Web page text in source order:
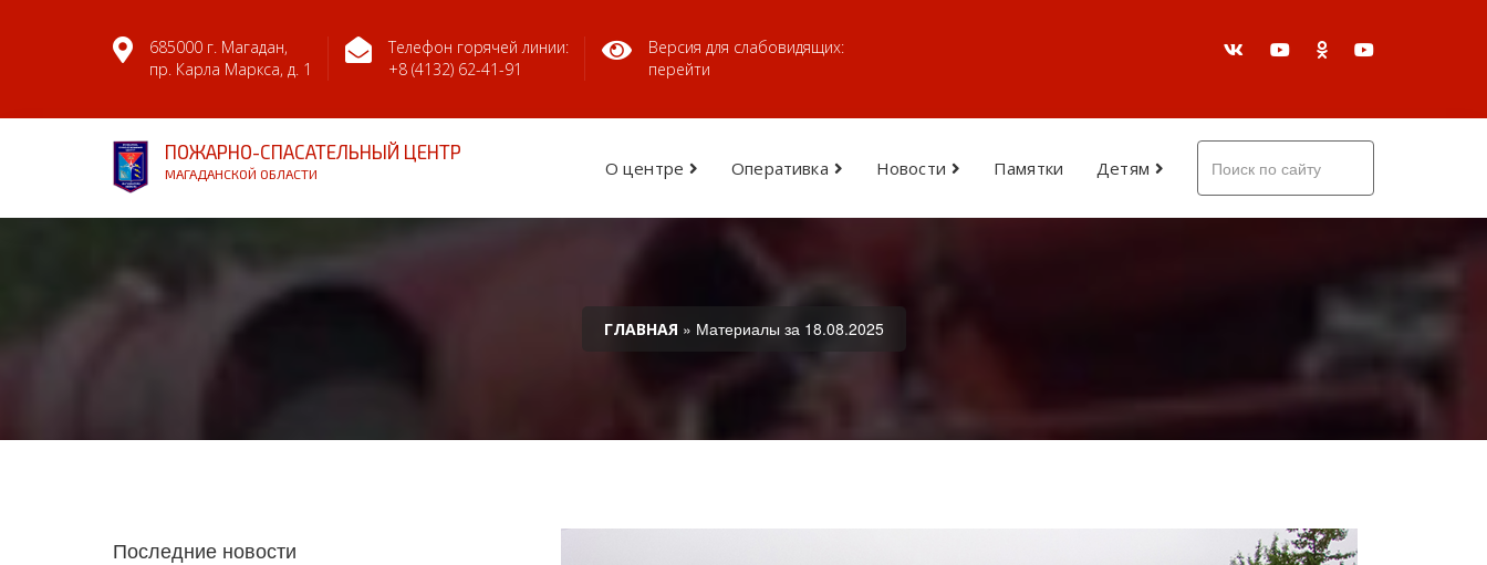
685000 г. Магадан,
пр. Карла Маркса, д. 1
Телефон горячей линии:
+8 (4132) 62-41-91
Версия для слабовидящих:
перейти
ПОЖАРНО-СПАСАТЕЛЬНЫЙ ЦЕНТР
МАГАДАНСКОЙ ОБЛАСТИ О центре Оперативка Новости Памятки Детям
ГЛАВНАЯ » Материалы за 18.08.2025
Последние новости